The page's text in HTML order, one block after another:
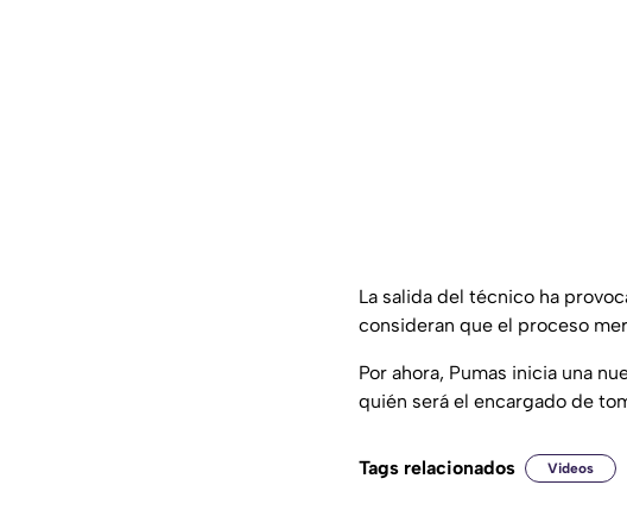
La salida del técnico ha
consideran que el proceso
Por ahora, Pumas inicia una
quién será el encargado de
Tags relacionados Videos